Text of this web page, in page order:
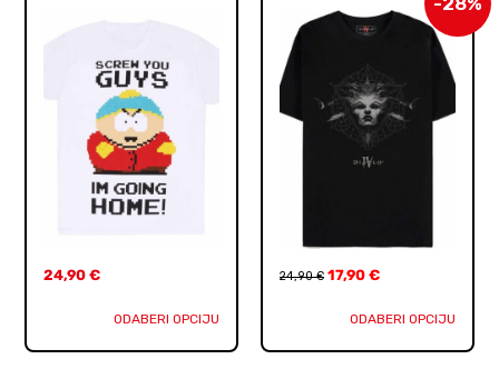
24,90€
ODABERI OPCIJU
24,90€ 17,90 €
ODABERI OPCIJU